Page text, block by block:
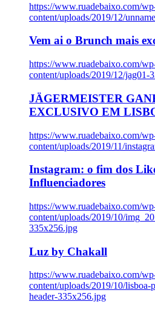
https://www.ruadebaixo.com/
content/uploads/2019/12/
Vem ai o Brunch mais
https://www.ruadebaixo.com/
content/uploads/2019/12/jag01-
JÄGERMEISTER
EXCLUSIVO EM
https://www.ruadebaixo.com/
content/uploads/2019/11/
Instagram: o fim dos
Influenciadores
https://www.ruadebaixo.com/
content/uploads/2019/10/
335x256.jpg
Luz by Chakall
https://www.ruadebaixo.com/
content/uploads/2019/10/
header-335x256.jpg